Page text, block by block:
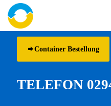
Container Bestellung
TELEFON